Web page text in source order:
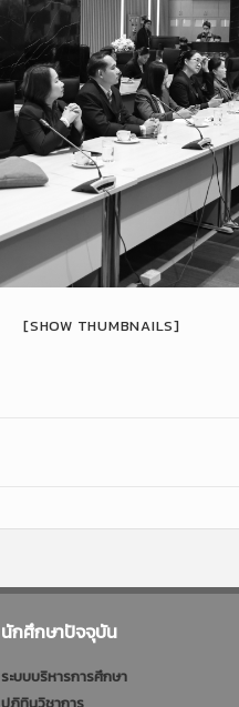
[SHOW THUMBNAILS]
นักศึกษาปัจจุบัน
ระบบบริหารการศึกษา